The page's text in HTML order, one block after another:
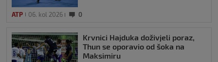
ATP 06. kol 2026 0
Krvnici Hajduka doživjeli poraz,
Thun se oporavio od šoka na
Maksimiru